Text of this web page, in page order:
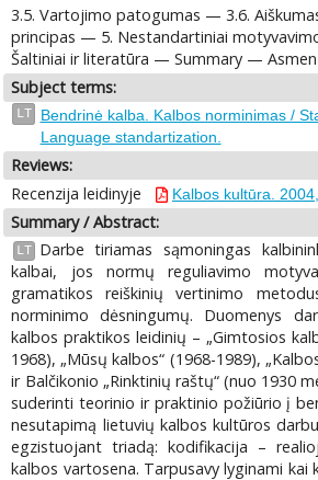
3.5. Vartojimo patogumas — 3.6.
principas — 5. Nestandartiniai
Šaltiniai ir literatūra — Summary —
Subject terms:
LT
Bendrinė kalba. Kalbos norminimas /
Language standartization.
Reviews:
Recenzija leidinyje
Kalbos kultūra.
Summary / Abstract:
LT
Darbe tiriamas sąmoningas
kalbai, jos normų reguliavimo
gramatikos reiškinių vertinimo
norminimo dėsningumų. Duomenys
kalbos praktikos leidinių – „Gimtosios
1968), „Mūsų kalbos“ (1968-1989),
ir Balčikonio „Rinktinių raštų“ (nuo 1930
suderinti teorinio ir praktinio požiūrio į
nesutapimą lietuvių kalbos kultūros
egzistuojant triadą: kodifikacija –
kalbos vartosena. Tarpusavy lyginami kai